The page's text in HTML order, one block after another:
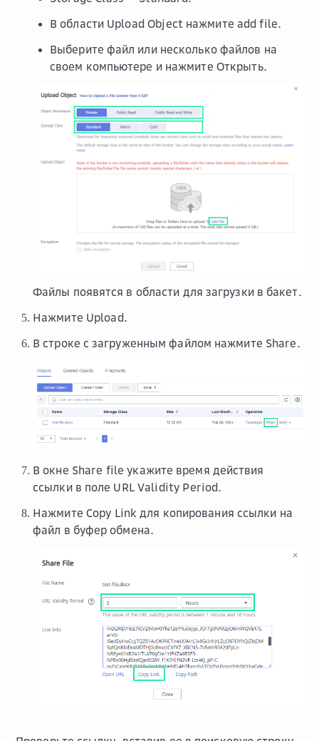
В области Upload Objectнажмите add file.
Выберите файл или несколько файлов на
своем компьютере и нажмите Открыть.
Файлы появятся в области для загрузки в бакет.
Нажмите Upload.
В строке с загруженным файлом нажмите Share.
В окне Share file укажите время действия
ссылки в поле URL Validity Period.
Нажмите Copy Link для копирования ссылки на
файл в буфер обмена.